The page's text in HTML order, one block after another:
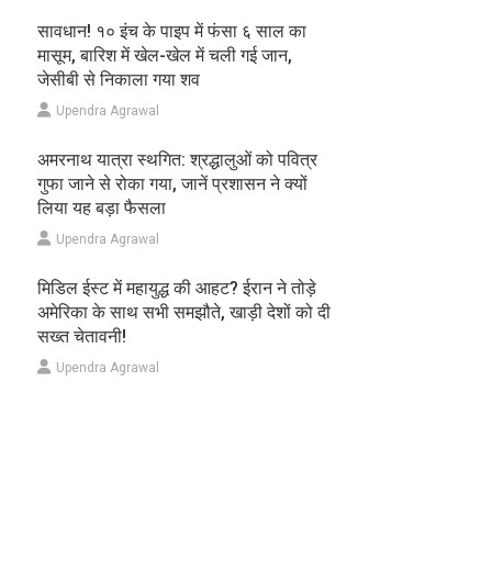
सावधान! १० इंच के पाइप में फंसा ६ साल का
मासूम, बारिश में खेल-खेल में चली गई जान,
जेसीबी से निकाला गया शव
Upendra Agrawal
अमरनाथ यात्रा स्थगित: श्रद्धालुओं को पवित्र
गुफा जाने से रोका गया, जानें प्रशासन ने क्यों
लिया यह बड़ा फैसला
Upendra Agrawal
मिडिल ईस्ट में महायुद्ध की आहट? ईरान ने तोड़े
अमेरिका के साथ सभी समझौते, खाड़ी देशों को दी
सख्त चेतावनी!
Upendra Agrawal